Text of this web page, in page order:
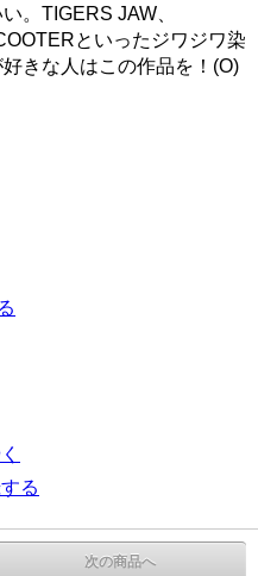
。TIGERS JAW、
といったジワジワ染
きな人はこの作品を！(O)
る
次の商品へ